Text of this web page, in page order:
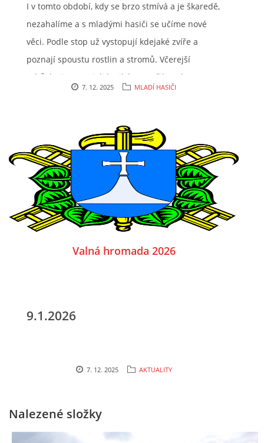
I v tomto období, kdy se brzo stmívá a je škaredě,
nezahalíme a s mladými hasiči se učíme nové
věci. Podle stop už vystopují kdejaké zvíře a
poznají spoustu rostlin a stromů. Včerejší
schůzku jsme pojali kutilsky. Vystřihovalo se,
7. 12. 2025 MLADÍ HASIČI
Valná hromada 2026
9.1.2026
7. 12. 2025 AKTUALITY
Nalezené složky